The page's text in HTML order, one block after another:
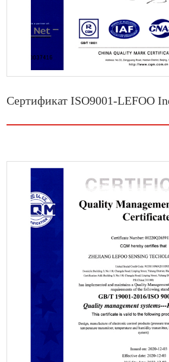
Сертификат ISO9001-LEFOO